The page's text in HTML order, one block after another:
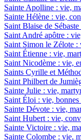
Sainte Apolline : vie,
Sainte Hélène : vie,
Saint Blaise de
Saint André apôtre :
Saint Simon le Zélote :
Saint Étienne : vie,
Saint Nicodème : vie,
Saints Cyrille et
Saint Philbert de
Sainte Julie : vie,
Saint Éloi : vie, bonnes
Sainte Dévote : vie,
Saint Hubert : vie,
Sainte Victoire : vie,
Sainte Colombe : vie,